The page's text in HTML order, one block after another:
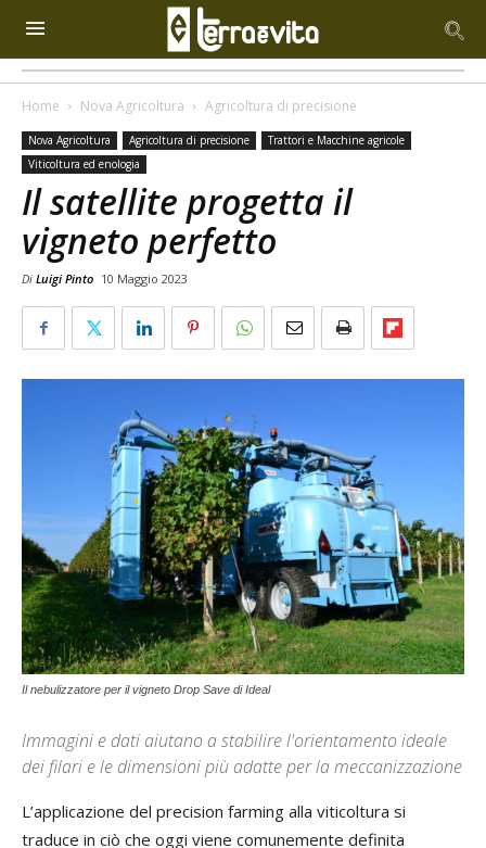
Home Nova Agricoltura Agricoltura di precisione
Nova Agricoltura Agricoltura di precisione
Trattori e Macchine agricole
Viticoltura ed enologia
Il satellite progetta il
vigneto perfetto
Di Luigi Pinto 10 Maggio 2023
Il nebulizzatore per il vigneto Drop Save di Ideal
Immagini e dati aiutano a stabilire l'orientamento ideale
dei filari e le dimensioni più adatte per la meccanizzazione
L’applicazione del precision farming alla viticoltura si
traduce in ciò che oggi viene comunemente definita